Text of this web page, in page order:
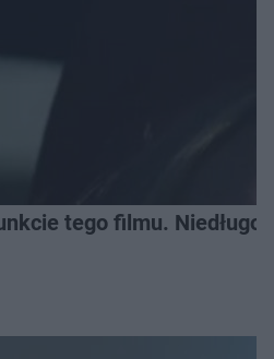
tego filmu. Niedługo